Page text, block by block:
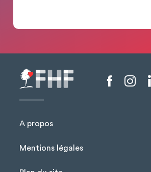
A propos
Mentions légales
Menu liens